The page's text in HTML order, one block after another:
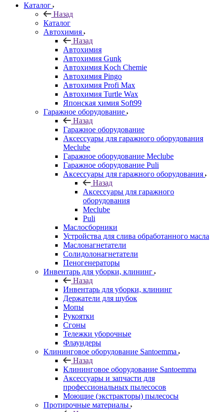
Каталог
Назад
Каталог
Автохимия
Назад
Автохимия
Автохимия Gunk
Автохимия Koch Chemie
Автохимия Pingo
Автохимия Profi Max
Автохимия Turtle Wax
Японская химия Soft99
Гаражное оборудование
Назад
Гаражное оборудование
Аксессуары для гаражного оборудования
Meclube
Гаражное оборудование Meclube
Гаражное оборудование Puli
Аксессуары для гаражного оборудования
Назад
Аксессуары для гаражного
оборудования
Meclube
Puli
Маслосборники
Устройства для слива обработанного масла
Маслонагнетатели
Солидолонагнетатели
Пеногенераторы
Инвентарь для уборки, клининг
Назад
Инвентарь для уборки, клининг
Держатели для шубок
Мопы
Рукоятки
Сгоны
Тележки уборочные
Флаундеры
Клининговое оборудование Santoemma
Назад
Клининговое оборудование Santoemma
Аксессуары и запчасти для
профессиональных пылесосов
Моющие (экстракторы) пылесосы
Протирочные материалы